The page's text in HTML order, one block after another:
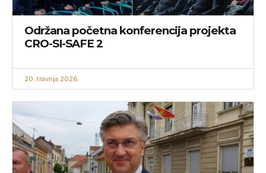
Održana početna konferencija projekta
CRO-SI-SAFE 2
20. travnja 2026.